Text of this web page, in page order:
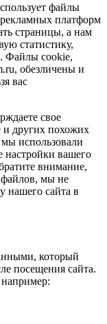
файлы
платформ
страницы, а нам
статистику,
Файлы сookie,
обезличены и
вас
свое
и других похожих
использовали
настройки вашего
внимание,
файлов, мы не
нашего сайта в
который
посещения сайта.